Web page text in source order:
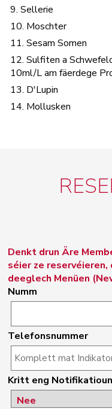
9. Sellerie
10. Moschter
11. Sesam Somen
12. Sulfiten a
10ml/L am fäerdege
13. D'Lupin
14. Mollusken
Denkt drun Äre
séier ze
deeglech Menüen
Numm
Telefonsnummer
Kritt eng